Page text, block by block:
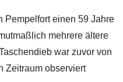
Pempelfort einen 59 Jahre
mehrere ältere
war zuvor von
Zeitraum observiert